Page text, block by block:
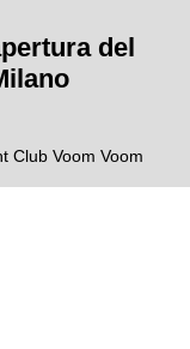
del
Club Voom Voom